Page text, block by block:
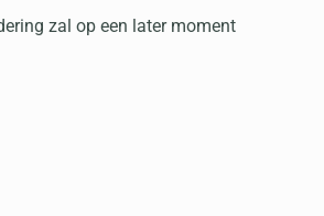
zal op een later moment